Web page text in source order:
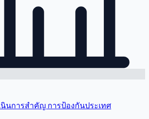
นินการสำคัญ การป้องกันประเทศ